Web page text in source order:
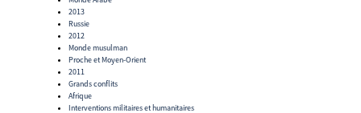
2013
Russie
2012
Monde musulman
Proche et Moyen-Orient
2011
Grands conflits
Afrique
Interventions militaires et humanitaires